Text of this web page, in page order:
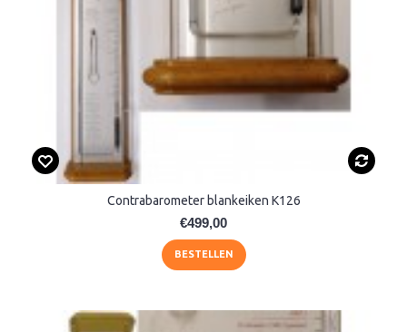
Contrabarometer blankeiken K126
€499,00
BESTELLEN